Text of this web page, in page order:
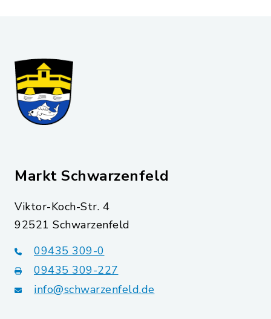
Markt Schwarzenfeld
Viktor-Koch-Str. 4
92521 Schwarzenfeld
09435 309-0
09435 309-227
info@schwarzenfeld.de